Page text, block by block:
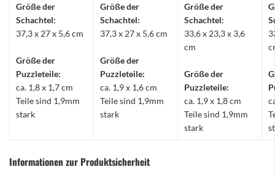
Größe der
Schachtel:
37,3 x 27 x 5,6 cm
Größe der
Puzzleteile:
ca. 1,8 x 1,7 cm
Teile sind 1,9mm
stark
Größe der
Schachtel:
37,3 x 27 x 5,6 cm
Größe der
Puzzleteile:
ca. 1,9 x 1,6 cm
Teile sind 1,9mm
stark
Größe der
Schachtel:
33,6 x 23,3 x 3,6
cm
Größe der
Puzzleteile:
ca. 1,9 x 1,8 cm
Teile sind 1,9mm
stark
Informationen zur Produktsicherheit